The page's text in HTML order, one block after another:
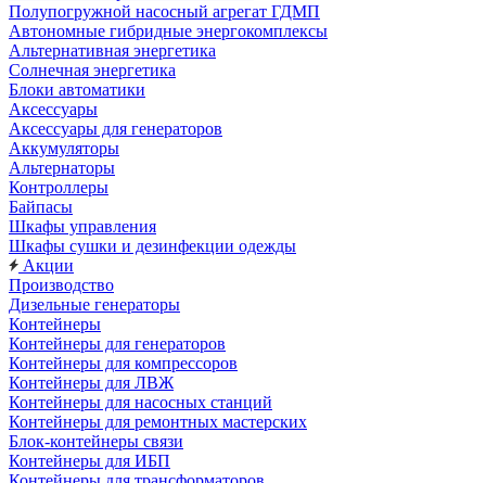
Полупогружной насосный агрегат ГДМП
Автономные гибридные энергокомплексы
Альтернативная энергетика
Солнечная энергетика
Блоки автоматики
Аксессуары
Аксессуары для генераторов
Аккумуляторы
Альтернаторы
Контроллеры
Байпасы
Шкафы управления
Шкафы сушки и дезинфекции одежды
Акции
Производство
Дизельные генераторы
Контейнеры
Контейнеры для генераторов
Контейнеры для компрессоров
Контейнеры для ЛВЖ
Контейнеры для насосных станций
Контейнеры для ремонтных мастерских
Блок-контейнеры связи
Контейнеры для ИБП